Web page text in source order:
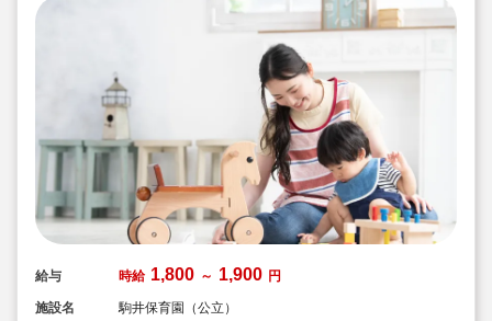
給与 時給 1,800 ～ 1,900 円
施設名
駒井保育園（公立）